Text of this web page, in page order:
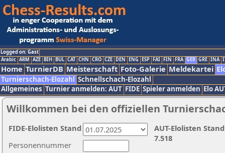
Logged on: Gast
Arabic ARM AZE BIH BUL CAT CHN CRO CZE DEN ENG ESP FAI FIN FRA GER GRE INA
Home TurnierDB Meisterschaft Foto-Galerie Meldekartei
Turnierschach-Elozahl Schnellschach-Elozahl
Allgemeines Turnier anmelden: AUT FIDE Spieler anmelden Elo
Willkommen bei den offiziellen
Personennummer
AUT-Elolisten
7.518
FIDE-Elolisten Stand